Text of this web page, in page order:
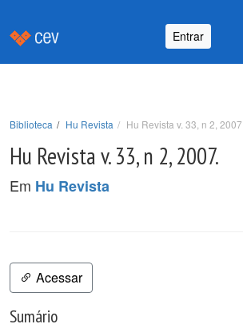
Entrar
Biblioteca Hu Revista Hu Revista v. 33, n 2, 2007.
Hu Revista v. 33, n 2, 2007.
Em Hu Revista
Acessar
Sumário